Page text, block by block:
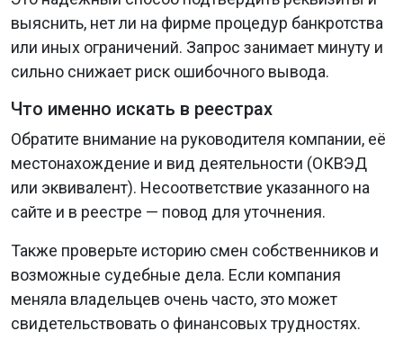
выяснить, нет ли на фирме процедур банкротства
или иных ограничений. Запрос занимает минуту и
сильно снижает риск ошибочного вывода.
Что именно искать в реестрах
Обратите внимание на руководителя компании, её
местонахождение и вид деятельности (ОКВЭД
или эквивалент). Несоответствие указанного на
сайте и в реестре — повод для уточнения.
Также проверьте историю смен собственников и
возможные судебные дела. Если компания
меняла владельцев очень часто, это может
свидетельствовать о финансовых трудностях.